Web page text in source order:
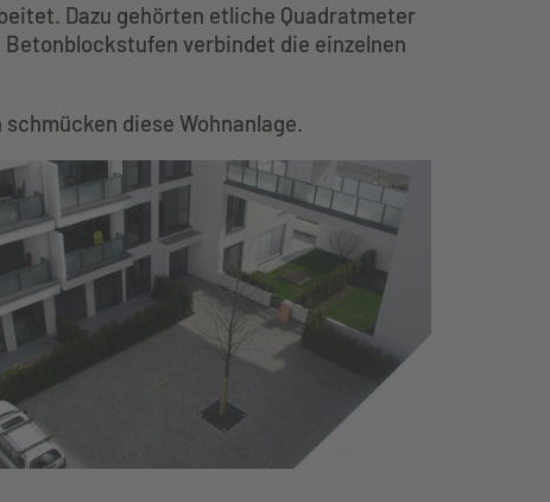
Dazu gehörten etliche Quadratmeter
verbindet die einzelnen
diese Wohnanlage.